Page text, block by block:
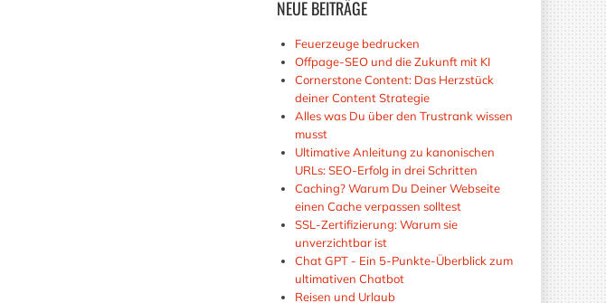
NEUEBEITRÄGE
Feuerzeuge bedrucken
Offpage-SEO und die Zukunft mit KI
Cornerstone Content: Das Herzstück
deiner Content Strategie
Alles was Du über den Trustrank wissen
musst
Ultimative Anleitung zu kanonischen
URLs: SEO-Erfolg in drei Schritten
Caching? Warum Du Deiner Webseite
einen Cache verpassen solltest
SSL-Zertifizierung: Warum sie
unverzichtbar ist
Chat GPT - Ein 5-Punkte-Überblick zum
ultimativen Chatbot
Reisen und Urlaub